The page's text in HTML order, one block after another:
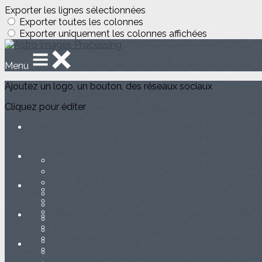
Exporter les lignes sélectionnées
Exporter toutes les colonnes
Exporter uniquement les colonnes affichées
Menu
Ajoutez un logo, un bouton, des réseaux sociaux
Cliquez pour éditer